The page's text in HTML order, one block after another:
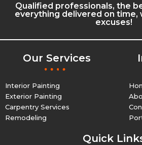
Qualified professionals, the
everything delivered on time,
excuses!
Our Services
Interior Painting
Exterior Painting
Carpentry Services
Remodeling
Quick